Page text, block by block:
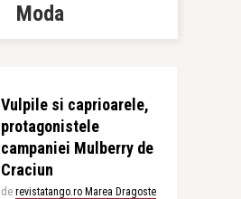
Moda
Vulpile si caprioarele,
protagonistele
campaniei Mulberry de
Craciun
de revistatango.ro Marea Dragoste